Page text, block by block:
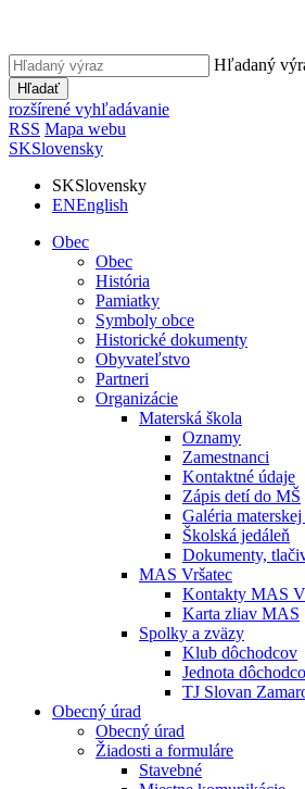
Hľadaný
Hľadať
rozšírené vyhľadávanie
RSS Mapa webu
SKSlovensky
SKSlovensky
ENEnglish
Obec
Obec
História
Pamiatky
Symboly obce
Historické dokumenty
Obyvateľstvo
Partneri
Organizácie
Materská škola
Oznamy
Zamestnanci
Kontaktné údaje
Zápis detí do MŠ
Galéria
Školská jedáleň
Dokumenty,
MAS Vršatec
Kontakty MAS
Karta zliav MAS
Spolky a zväzy
Klub dôchodcov
Jednota
TJ Slovan
Obecný úrad
Obecný úrad
Žiadosti a formuláre
Stavebné